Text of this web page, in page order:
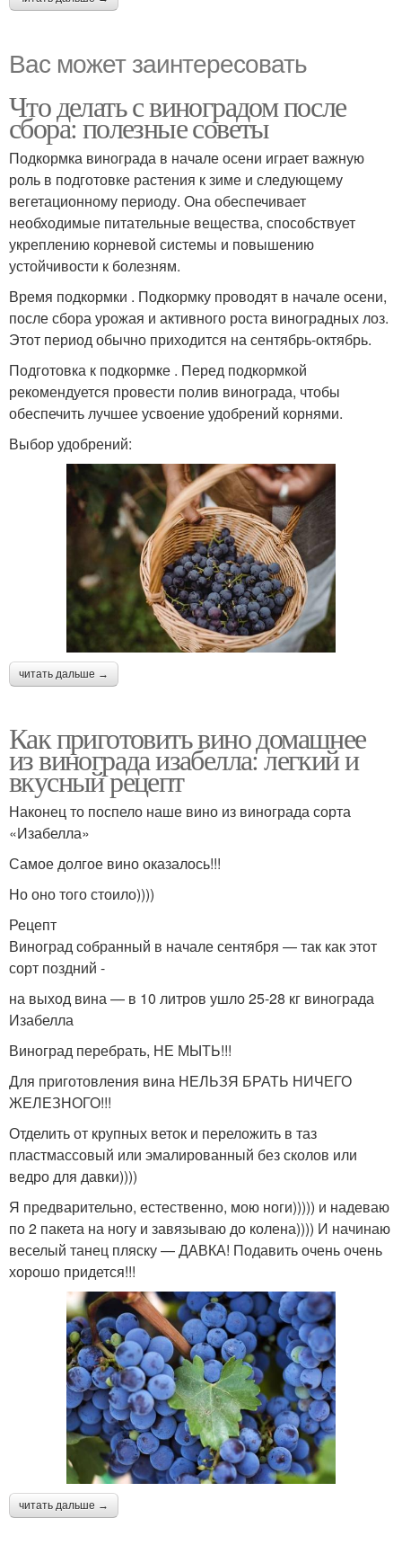
Вас может заинтересовать
Что делать с виноградом после
сбора: полезные советы
Подкормка винограда в начале осени играет важную
роль в подготовке растения к зиме и следующему
вегетационному периоду. Она обеспечивает
необходимые питательные вещества, способствует
укреплению корневой системы и повышению
устойчивости к болезням.
Время подкормки . Подкормку проводят в начале осени,
после сбора урожая и активного роста виноградных лоз.
Этот период обычно приходится на сентябрь-октябрь.
Подготовка к подкормке . Перед подкормкой
рекомендуется провести полив винограда, чтобы
обеспечить лучшее усвоение удобрений корнями.
Выбор удобрений:
читать дальше →
Как приготовить вино домашнее
из винограда изабелла: легкий и
вкусный рецепт
Наконец то поспело наше вино из винограда сорта
«Изабелла»
Самое долгое вино оказалось!!!
Но оно того стоило))))
Рецепт
Виноград собранный в начале сентября — так как этот
сорт поздний -
на выход вина — в 10 литров ушло 25-28 кг винограда
Изабелла
Виноград перебрать, НЕ МЫТЬ!!!
Для приготовления вина НЕЛЬЗЯ БРАТЬ НИЧЕГО
ЖЕЛЕЗНОГО!!!
Отделить от крупных веток и переложить в таз
пластмассовый или эмалированный без сколов или
ведро для давки))))
Я предварительно, естественно, мою ноги))))) и надеваю
по 2 пакета на ногу и завязываю до колена)))) И начинаю
веселый танец пляску — ДАВКА! Подавить очень очень
хорошо придется!!!
читать дальше →